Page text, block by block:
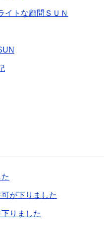
イトな顧問ＳＵＮ
が下りました
りました